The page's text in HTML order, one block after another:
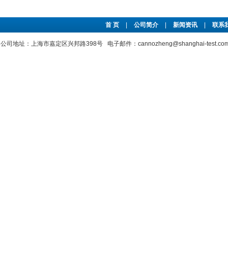
首 页 公司简介 新闻资讯 联系
公司地址：上海市嘉定区兴邦路398号 电子邮件：cannozheng@shanghai-